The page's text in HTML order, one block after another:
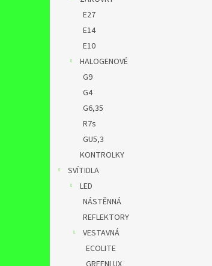
E27
E14
E10
HALOGENOVÉ
G9
G4
G6,35
R7s
GU5,3
KONTROLKY
SVÍTIDLA
LED
NÁSTĚNNÁ
REFLEKTORY
VESTAVNÁ
ECOLITE